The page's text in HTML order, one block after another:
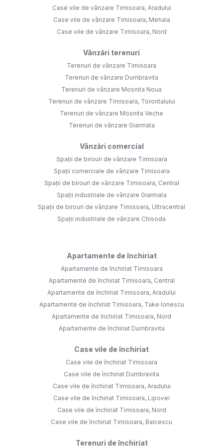
Case vile de vânzare Timisoara, Aradului
Case vile de vânzare Timisoara, Mehala
Case vile de vânzare Timisoara, Nord
Vânzări terenuri
Terenuri de vânzare Timisoara
Terenuri de vânzare Dumbravita
Terenuri de vânzare Mosnita Noua
Terenuri de vânzare Timisoara, Torontalului
Terenuri de vânzare Mosnita Veche
Terenuri de vânzare Giarmata
Vânzări comercial
Spații de birouri de vânzare Timisoara
Spații comerciale de vânzare Timisoara
Spații de birouri de vânzare Timisoara, Central
Spații industriale de vânzare Giarmata
Spații de birouri de vânzare Timisoara, Ultracentral
Spații industriale de vânzare Chisoda
Apartamente de închiriat
Apartamente de închiriat Timisoara
Apartamente de închiriat Timisoara, Central
Apartamente de închiriat Timisoara, Aradului
Apartamente de închiriat Timisoara, Take Ionescu
Apartamente de închiriat Timisoara, Nord
Apartamente de închiriat Dumbravita
Case vile de închiriat
Case vile de închiriat Timisoara
Case vile de închiriat Dumbravita
Case vile de închiriat Timisoara, Aradului
Case vile de închiriat Timisoara, Lipovei
Case vile de închiriat Timisoara, Nord
Case vile de închiriat Timisoara, Balcescu
Terenuri de închiriat